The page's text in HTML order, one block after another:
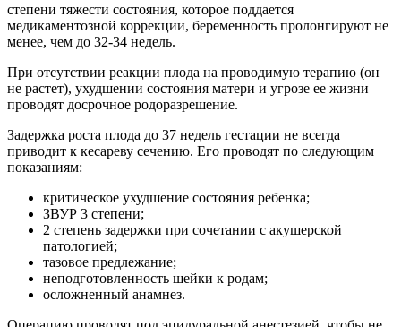
степени тяжести состояния, которое поддается
медикаментозной коррекции, беременность пролонгируют не
менее, чем до 32-34 недель.
При отсутствии реакции плода на проводимую терапию (он
не растет), ухудшении состояния матери и угрозе ее жизни
проводят досрочное родоразрешение.
Задержка роста плода до 37 недель гестации не всегда
приводит к кесареву сечению. Его проводят по следующим
показаниям:
критическое ухудшение состояния ребенка;
ЗВУР 3 степени;
2 степень задержки при сочетании с акушерской
патологией;
тазовое предлежание;
неподготовленность шейки к родам;
осложненный анамнез.